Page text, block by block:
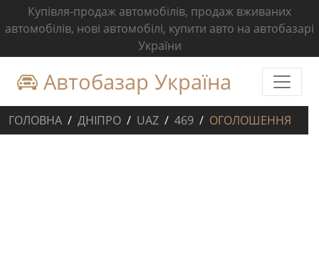
Купівля-продаж автомобілів, продаж вживаних
автомобілів, нові автомобілі, купити авто на автобазарі
України
Автобазар Україна
ГОЛОВНА ДНІПРО UAZ 469 ОГОЛОШЕННЯ